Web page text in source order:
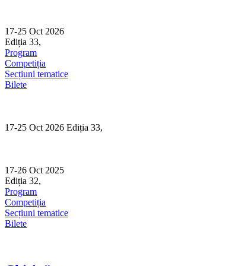
content
17-25 Oct 2026
Ediția 33,
Program
Competiția
Secțiuni tematice
Bilete
17-25 Oct 2026 Ediția 33,
17-26 Oct 2025
Ediția 32,
Program
Competiția
Secțiuni tematice
Bilete